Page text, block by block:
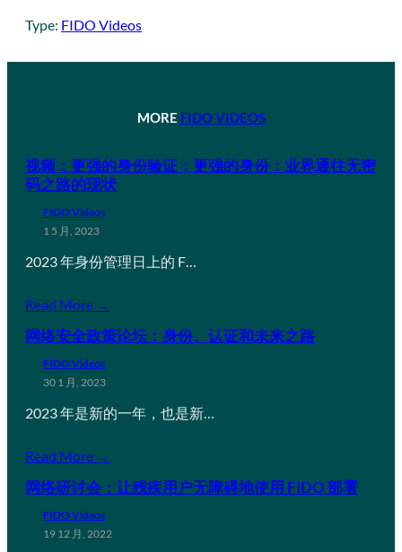
Type: FIDO Videos
MORE FIDO VIDEOS
视频：更强的身份验证；更强的身份：业界通往无密
码之路的现状
FIDO Videos
1 5 月, 2023
2023 年身份管理日上的 F…
Read More →
网络安全政策论坛：身份、认证和未来之路
FIDO Videos
30 1 月, 2023
2023 年是新的一年，也是新…
Read More →
网络研讨会：让残疾用户无障碍地使用 FIDO 部署
FIDO Videos
19 12 月, 2022